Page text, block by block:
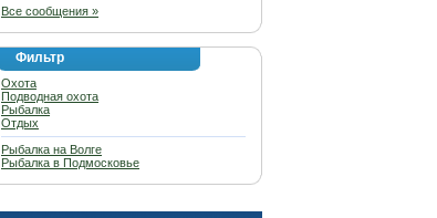
Все сообщения »
Фильтр
Охота
Подводная охота
Рыбалка
Отдых
Рыбалка на Волге
Рыбалка в Подмосковье